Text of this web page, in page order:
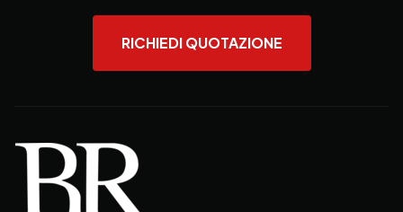
RICHIEDI QUOTAZIONE